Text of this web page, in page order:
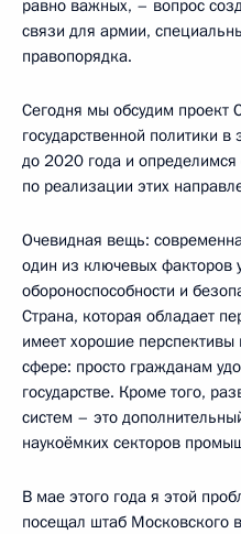
равно важных, – вопрос
связи для армии,
правопорядка.
Сегодня мы обсудим проект
государственной политики
до 2020 года и
по реализации этих
Очевидная вещь:
один из ключевых факторов
обороноспособности и
Страна, которая обладает
имеет хорошие
сфере: просто гражданам
государстве. Кроме того,
систем – это
наукоёмких секторов
В мае этого года я этой
посещал штаб Московского